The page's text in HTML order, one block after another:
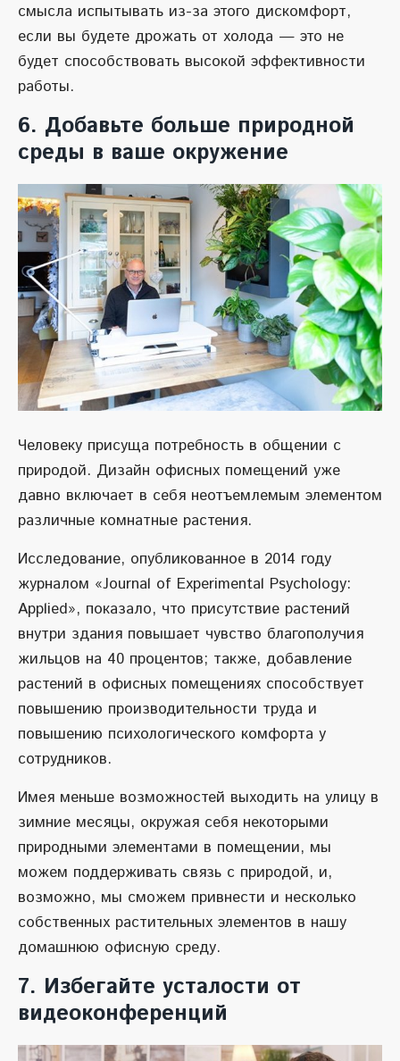
смысла испытывать из-за этого дискомфорт,
если вы будете дрожать от холода — это не
будет способствовать высокой эффективности
работы.
6. Добавьте больше природной
среды в ваше окружение
Человеку присуща потребность в общении с
природой. Дизайн офисных помещений уже
давно включает в себя неотъемлемым элементом
различные комнатные растения.
Исследование, опубликованное в 2014 году
журналом «Journal of Experimental Psychology:
Applied», показало, что присутствие растений
внутри здания повышает чувство благополучия
жильцов на 40 процентов; также, добавление
растений в офисных помещениях способствует
повышению производительности труда и
повышению психологического комфорта у
сотрудников.
Имея меньше возможностей выходить на улицу в
зимние месяцы, окружая себя некоторыми
природными элементами в помещении, мы
можем поддерживать связь с природой, и,
возможно, мы сможем привнести и несколько
собственных растительных элементов в нашу
домашнюю офисную среду.
7. Избегайте усталости от
видеоконференций